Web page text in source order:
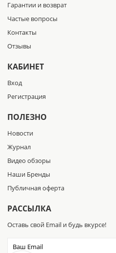
Гарантии и возврат
Частые вопросы
Контакты
Отзывы
КАБИНЕТ
Вход
Регистрация
ПОЛЕЗНО
Новости
Журнал
Видео обзоры
Наши Бренды
Публичная оферта
РАССЫЛКА
Оставь свой Email и будь вкурсе!